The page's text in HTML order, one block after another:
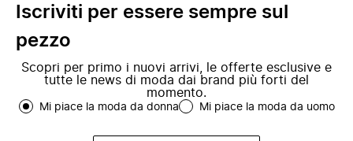
Iscriviti per essere sempre sul
pezzo
Scopri per primo i nuovi arrivi, le offerte esclusive e
tutte le news di moda dai brand più forti del
momento.
Mi piace la moda da donna Mi piace la moda da uomo